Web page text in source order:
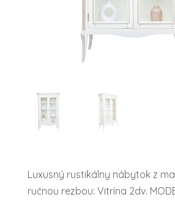
Luxusný rustikálny nábytok z
ručnou rezbou: Vitrína 2dv.